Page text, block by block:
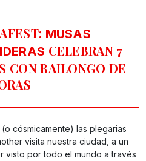
MUSAS
CELEBRAN 7
CON BAILONGO DE
cósmicamente) las plegarias
visita nuestra ciudad, a un
por todo el mundo a través